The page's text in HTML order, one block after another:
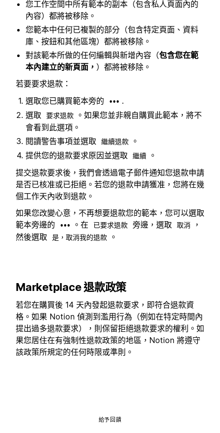
您工作空間中所有範本的副本（包含私人頁面內的
內容）都將被移除。
您範本中任何已複製的部分（包含特定頁面、資料
庫、按鈕和其他區塊）都將被移除。
對該範本所做的任何編輯與新增內容（包含您在範
本內建立的新頁面， ）都將被移除。
若要要求退款：
選取您已購買範本旁的
••• .
選取
要求退款 。如果您並非親自購買此範本，將不
會看到此選項。
閱讀警告事項並選取
繼續退款 。
提供您的退款要求原因並選取
繼續 。
提交退款要求後，我們會透過電子郵件通知您退款申請
是否已核准或已拒絕。若您的退款申請獲准，您將在幾
個工作天內收到退款。
如果您改變心意，不再想要退款您的範本，您可以選取
範本旁邊的
••• 。在 已要求退款 旁邊，選取 取消
，
然後選取
是，取消我的退款 。
Marketplace 退款政策
若您在購買後 14 天內發起退款要求，即符合退款資
格。如果 Notion 偵測到濫用行為（例如在特定時間內
提出過多退款要求），則保留拒絕退款要求的權利。如
果您居住在有強制性退款政策的地區，Notion 將遵守
該政策所規定的任何時限或準則。
給予回饋